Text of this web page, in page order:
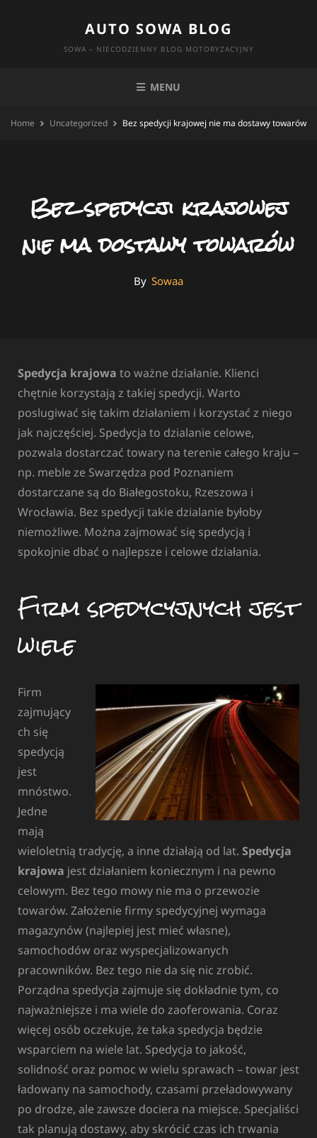
AUTO SOWA BLOG
SOWA – NIECODZIENNY BLOG MOTORYZACYJNY
MENU
Home Uncategorized Bez spedycji krajowej nie ma dostawy towarów
Bez spedycji krajowej
nie ma dostawy towarów
By
By Sowaa
Spedycja krajowa to ważne działanie. Klienci
chętnie korzystają z takiej spedycji. Warto
poslugiwać się takim działaniem i korzystać z niego
jak najczęściej. Spedycja to dzialanie celowe,
pozwala dostarczać towary na terenie całego kraju –
np. meble ze Swarzędza pod Poznaniem
dostarczane są do Białegostoku, Rzeszowa i
Wrocławia. Bez spedycji takie dzialanie byłoby
niemożliwe. Można zajmować się spedycją i
spokojnie dbać o najlepsze i celowe działania.
Firm spedycyjnych jest
wiele
Firm
zajmujący
ch się
spedycją
jest
mnóstwo.
Jedne
mają
wieloletnią tradycję, a inne działają od lat. Spedycja
krajowa jest działaniem koniecznym i na pewno
celowym. Bez tego mowy nie ma o przewozie
towarów. Założenie firmy spedycyjnej wymaga
magazynów (najlepiej jest mieć własne),
samochodów oraz wyspecjalizowanych
pracowników. Bez tego nie da się nic zrobić.
Porządna spedycja zajmuje się dokładnie tym, co
najważniejsze i ma wiele do zaoferowania. Coraz
więcej osób oczekuje, że taka spedycja będzie
wsparciem na wiele lat. Spedycja to jakość,
solidność oraz pomoc w wielu sprawach – towar jest
ładowany na samochody, czasami przeładowywany
po drodze, ale zawsze dociera na miejsce. Specjaliści
tak planują dostawy, aby skrócić czas ich trwania